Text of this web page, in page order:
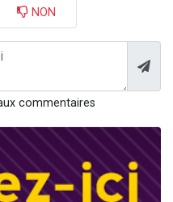
NON
commentaires